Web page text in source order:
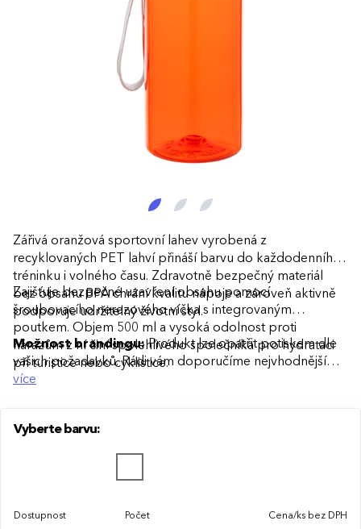
Zářivá oranžová sportovní lahev vyrobená z
recyklovaných PET lahví přináší barvu do každodenního
tréninku i volného času. Zdravotně bezpečný materiál
bez obsahu BPA chrání kvalitu nápoje a zároveň aktivně
podporuje udržitelný životní styl.
Zajišťuje bezpečné uzavření obsahu pomocí
šroubovacího nerezového víčka s integrovaným
poutkem. Objem 500 ml a vysoká odolnost proti
nárazům z ní činí spolehlivého společníka pro hydrataci
při turistice nebo cyklistice.
Možnost brandingu: Produkt lze opatřit potiskem dle
vašich požadavků. Rádi vám doporučíme nejvhodnější
technologii potisku s ohledem na design i váš rozpočet.
více
Vyberte barvu:
Dostupnost Počet Cena/ks bez DPH